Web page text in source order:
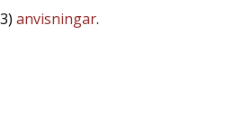
anvisningar.